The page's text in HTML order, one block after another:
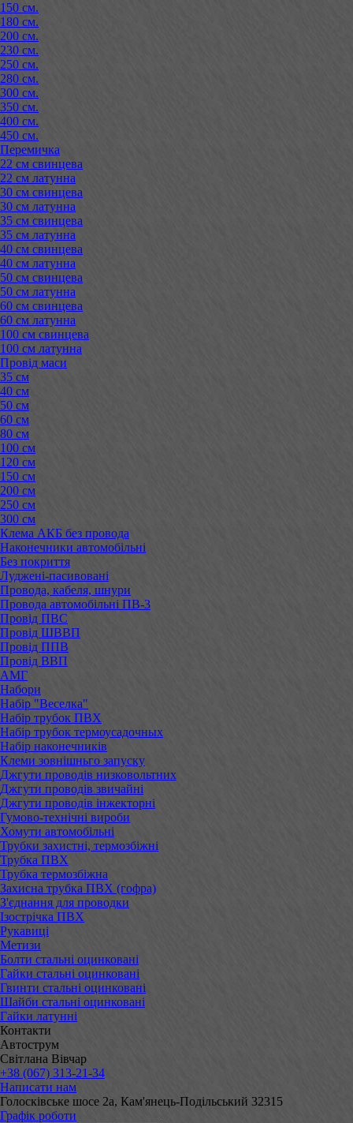
150 см.
180 см.
200 см.
230 см.
250 см.
280 см.
300 см.
350 см.
400 см.
450 см.
Перемичка
22 см свинцева
22 см латунна
30 см свинцева
30 см латунна
35 см свинцева
35 см латунна
40 см свинцева
40 см латунна
50 см свинцева
50 см латунна
60 см свинцева
60 см латунна
100 см свинцева
100 см латунна
Провід маси
35 см
40 см
50 см
60 см
80 см
100 см
120 см
150 см
200 см
250 см
300 см
Клема АКБ без провода
Наконечники автомобільні
Без покриття
Луджені-пасивовані
Провода, кабеля, шнури
Провода автомобільні ПВ-3
Провід ПВС
Провід ШВВП
Провід ППВ
Провід ВВП
АМГ
Набори
Набір "Веселка"
Набір трубок ПВХ
Набір трубок термоусадочных
Набір наконечників
Клеми зовнішньго запуску
Джгути проводів низковольтних
Джгути проводів звичайні
Джгути проводів інжекторні
Гумово-технічні вироби
Хомути автомобільні
Трубки захистні, термозбіжні
Трубка ПВХ
Трубка термозбіжна
Захисна трубка ПВХ (гофра)
З'єднання для проводки
Ізострічка ПВХ
Рукавиці
Метизи
Болти стальні оцинковані
Гайки стальні оцинковані
Гвинти стальні оцинковані
Шайби стальні оцинковані
Гайки латунні
Контакти
Автострум
Світлана Вівчар
+38 (067) 313-21-34
Написати нам
Голосківське шосе 2а, Кам'янець-Подільський 32315
Графік роботи